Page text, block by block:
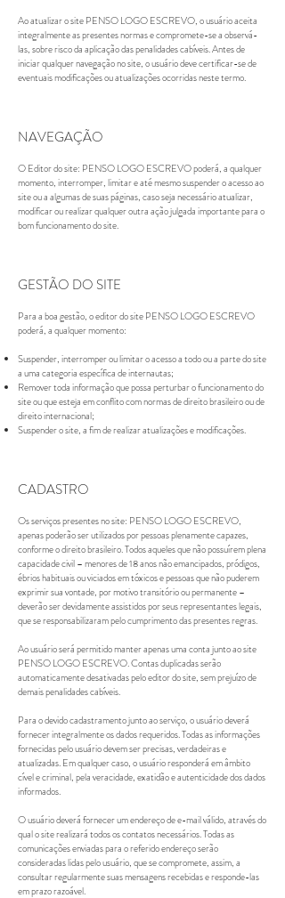
Ao atualizar o site PENSO LOGO ESCREVO, o usuário aceita
integralmente as presentes normas e compromete-se a observá-
las, sobre risco da aplicação das penalidades cabíveis. Antes de
iniciar qualquer navegação no site, o usuário deve certificar-se de
eventuais modificações ou atualizações ocorridas neste termo.
NAVEGAÇÃO
O Editor do site: PENSO LOGO ESCREVO poderá, a qualquer
momento, interromper, limitar e até mesmo suspender o acesso ao
site ou a algumas de suas páginas, caso seja necessário atualizar,
modificar ou realizar qualquer outra ação julgada importante para o
bom funcionamento do site.
GESTÃO DO SITE
Para a boa gestão, o editor do site PENSO LOGO ESCREVO
poderá, a qualquer momento:
Suspender, interromper ou limitar o acesso a todo ou a parte do site
a uma categoria específica de internautas;
Remover toda informação que possa perturbar o funcionamento do
site ou que esteja em conflito com normas de direito brasileiro ou de
direito internacional;
Suspender o site, a fim de realizar atualizações e modificações.
CADASTRO
Os serviços presentes no site: PENSO LOGO ESCREVO,
apenas poderão ser utilizados por pessoas plenamente capazes,
conforme o direito brasileiro. Todos aqueles que não possuírem plena
capacidade civil – menores de 18 anos não emancipados, pródigos,
ébrios habituais ou viciados em tóxicos e pessoas que não puderem
exprimir sua vontade, por motivo transitório ou permanente –
deverão ser devidamente assistidos por seus representantes legais,
que se responsabilizaram pelo cumprimento das presentes regras.
Ao usuário será permitido manter apenas uma conta junto ao site
PENSO LOGO ESCREVO. Contas duplicadas serão
automaticamente desativadas pelo editor do site, sem prejuízo de
demais penalidades cabíveis.
Para o devido cadastramento junto ao serviço, o usuário deverá
fornecer integralmente os dados requeridos. Todas as informações
fornecidas pelo usuário devem ser precisas, verdadeiras e
atualizadas. Em qualquer caso, o usuário responderá em âmbito
cível e criminal, pela veracidade, exatidão e autenticidade dos dados
informados.
O usuário deverá fornecer um endereço de e-mail válido, através do
qual o site realizará todos os contatos necessários. Todas as
comunicações enviadas para o referido endereço serão
consideradas lidas pelo usuário, que se compromete, assim, a
consultar regularmente suas mensagens recebidas e responde-las
em prazo razoável.